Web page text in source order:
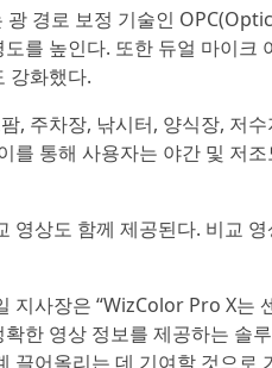
광 경로 보정 기술인
를 높인다. 또한 듀얼 마이
강화했다.
, 주차장, 낚시터, 양식장, 저
를 통해 사용자는 야간 및 저
영상도 함께 제공된다. 비교
지사장은 “WizColor Pro X는
한 영상 정보를 제공하는 솔
끌어올리는 데 기여할 것으로